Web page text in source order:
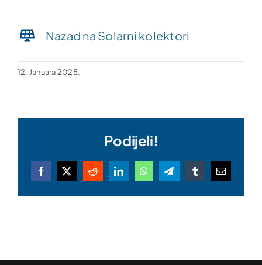
Nazad na Solarni kolektori
12. Januara 2025.
Podijeli!
Facebook
X RedditLinkedInWhatsAppTelegramTumblrEmail